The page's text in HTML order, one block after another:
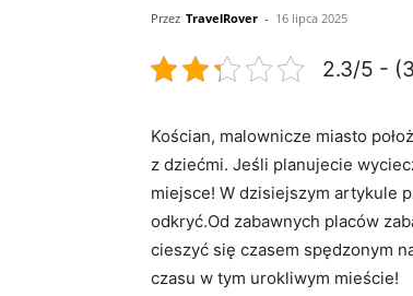
Przez TravelRover - 16 lipca 2025
2.3/5 -
Kościan, malownicze miasto
z dziećmi. Jeśli planujecie
miejsce! W dzisiejszym artykule
odkryć.Od zabawnych placów
cieszyć się czasem spędzonym
czasu w tym urokliwym mieście!